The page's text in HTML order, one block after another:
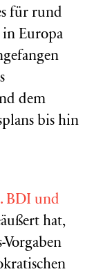
für rund
in Europa
dem
bis hin
BDI und
hat,
Vorgaben